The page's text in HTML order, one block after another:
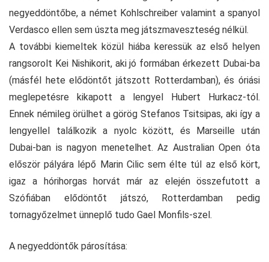
negyeddöntőbe, a német Kohlschreiber valamint a spanyol
Verdasco ellen sem úszta meg játszmaveszteség nélkül.
A további kiemeltek közül hiába keressük az első helyen
rangsorolt Kei Nishikorit, aki jó formában érkezett Dubai-ba
(másfél hete elődöntőt játszott Rotterdamban), és óriási
meglepetésre kikapott a lengyel Hubert Hurkacz-tól.
Ennek némileg örülhet a görög Stefanos Tsitsipas, aki így a
lengyellel találkozik a nyolc között, és Marseille után
Dubai-ban is nagyon menetelhet. Az Australian Open óta
először pályára lépő Marin Cilic sem élte túl az első kört,
igaz a hórihorgas horvát már az elején összefutott a
Szófiában elődöntőt játszó, Rotterdamban pedig
tornagyőzelmet ünneplő tudo Gael Monfils-szel.
A negyeddöntők párosítása: